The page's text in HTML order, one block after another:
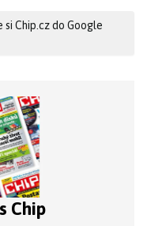
Chip.cz do Google
Chip